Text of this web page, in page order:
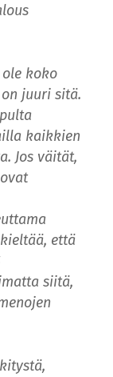
koko
juuri sitä.
kaikkien
Jos väität,
että
siitä,